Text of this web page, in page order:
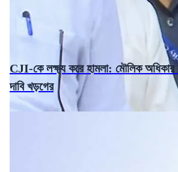
CJI-কে লক্ষ্য করে হামলা: মৌলিক অধিকার
দাবি খড়গের